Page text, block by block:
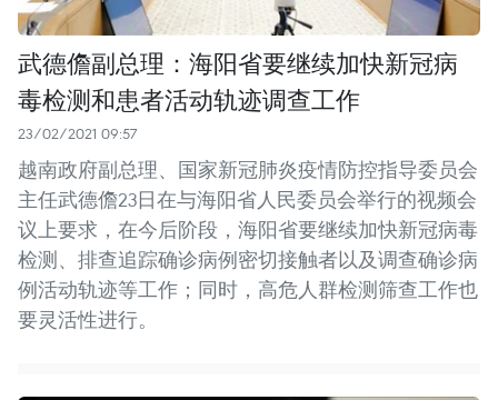
武德儋副总理：海阳省要继续加快新冠病
毒检测和患者活动轨迹调查工作
23/02/2021 09:57
越南政府副总理、国家新冠肺炎疫情防控指导委员会
主任武德儋23日在与海阳省人民委员会举行的视频会
议上要求，在今后阶段，海阳省要继续加快新冠病毒
检测、排查追踪确诊病例密切接触者以及调查确诊病
例活动轨迹等工作；同时，高危人群检测筛查工作也
要灵活性进行。